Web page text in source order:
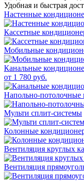
Удобная и быстрая
Настенные
Кассетные
Мобильные
Канальные
от 1 780 руб.
Напольно-потолочные
Мульти сплит-системы
Колонные
Вентиляция круглых
Вентиляция